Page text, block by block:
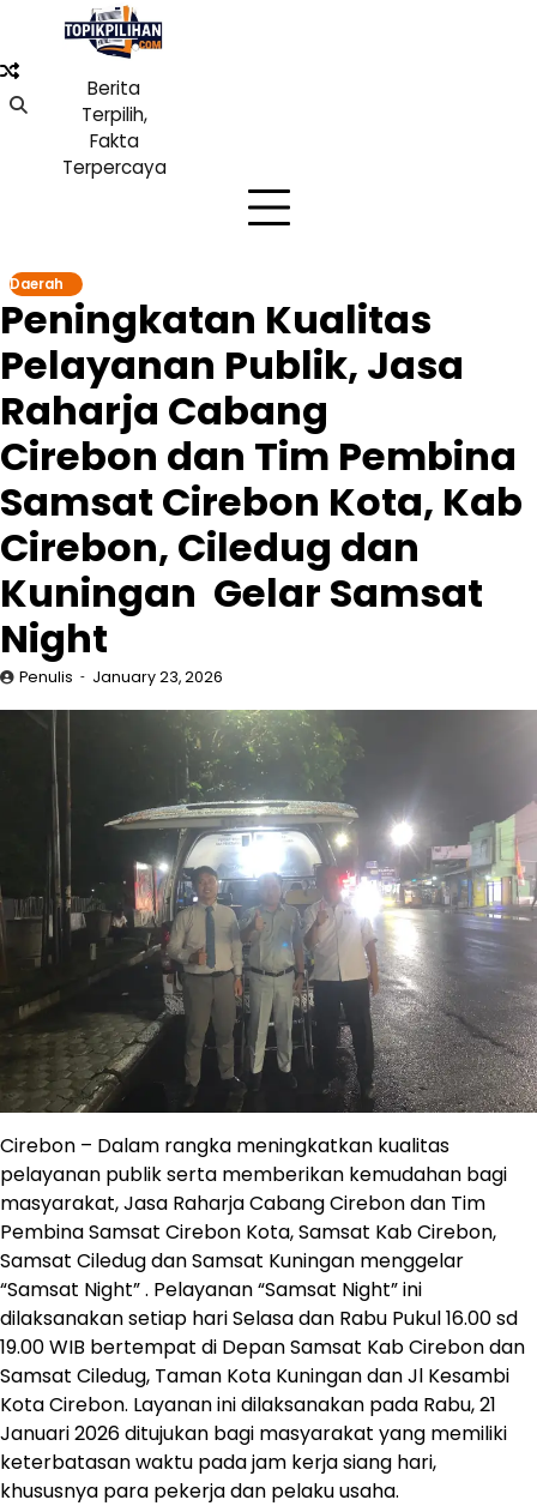
content
Berita
Terpilih,
Fakta
Terpercaya
Daerah
Peningkatan Kualitas
Pelayanan Publik, Jasa
Raharja Cabang
Cirebon dan Tim Pembina
Samsat Cirebon Kota, Kab
Cirebon, Ciledug dan
Kuningan Gelar Samsat
Night
Penulis January 23, 2026
Cirebon – Dalam rangka meningkatkan kualitas
pelayanan publik serta memberikan kemudahan bagi
masyarakat, Jasa Raharja Cabang Cirebon dan Tim
Pembina Samsat Cirebon Kota, Samsat Kab Cirebon,
Samsat Ciledug dan Samsat Kuningan menggelar
“Samsat Night” . Pelayanan “Samsat Night” ini
dilaksanakan setiap hari Selasa dan Rabu Pukul 16.00 sd
19.00 WIB bertempat di Depan Samsat Kab Cirebon dan
Samsat Ciledug, Taman Kota Kuningan dan Jl Kesambi
Kota Cirebon. Layanan ini dilaksanakan pada Rabu, 21
Januari 2026 ditujukan bagi masyarakat yang memiliki
keterbatasan waktu pada jam kerja siang hari,
khususnya para pekerja dan pelaku usaha.